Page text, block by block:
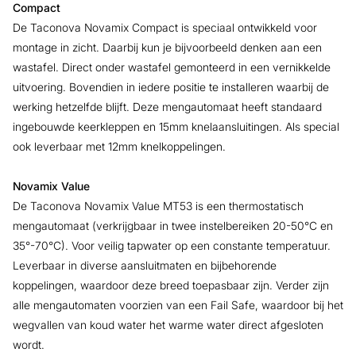
Compact
De Taconova Novamix Compact is speciaal ontwikkeld voor
montage in zicht. Daarbij kun je bijvoorbeeld denken aan een
wastafel. Direct onder wastafel gemonteerd in een vernikkelde
uitvoering. Bovendien in iedere positie te installeren waarbij de
werking hetzelfde blijft. Deze mengautomaat heeft standaard
ingebouwde keerkleppen en 15mm knelaansluitingen. Als special
ook leverbaar met 12mm knelkoppelingen.
Novamix Value
De Taconova Novamix Value MT53 is een thermostatisch
mengautomaat (verkrijgbaar in twee instelbereiken 20-50°C en
35°-70°C). Voor veilig tapwater op een constante temperatuur.
Leverbaar in diverse aansluitmaten en bijbehorende
koppelingen, waardoor deze breed toepasbaar zijn. Verder zijn
alle mengautomaten voorzien van een Fail Safe, waardoor bij het
wegvallen van koud water het warme water direct afgesloten
wordt.